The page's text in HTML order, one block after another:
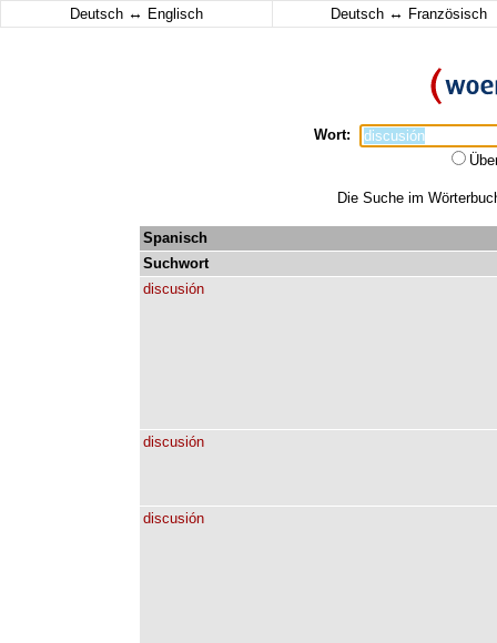
Deutsch ↔ Englisch Deutsch ↔ Französisch
Wort:
Die Suche im
Spanisch
Suchwort
discusión
discusión
discusión